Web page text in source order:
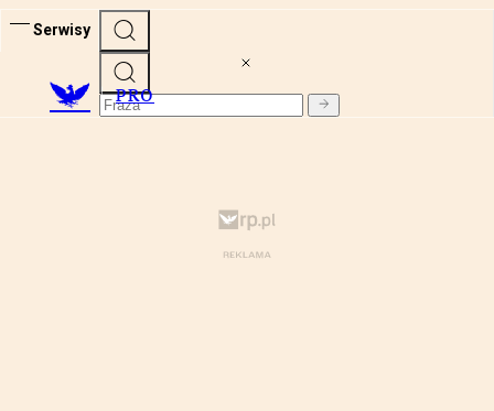
Serwisy
PRO